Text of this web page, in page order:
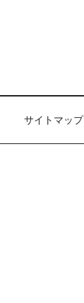
サイトマップ